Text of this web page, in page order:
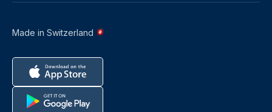
Made in Switzerland